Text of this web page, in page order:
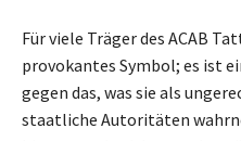
Für viele Träger des ACAB
provokantes Symbol; es ist
gegen das, was sie als
staatliche Autoritäten